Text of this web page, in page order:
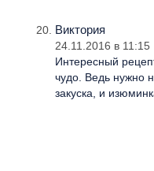
Виктория
24.11.2016 в 11:15
Интересный
чудо. Ведь нужно
закуска, и